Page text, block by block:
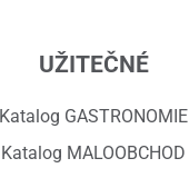
UŽITEČNÉ
Katalog GASTRONOMIE
Katalog MALOOBCHOD